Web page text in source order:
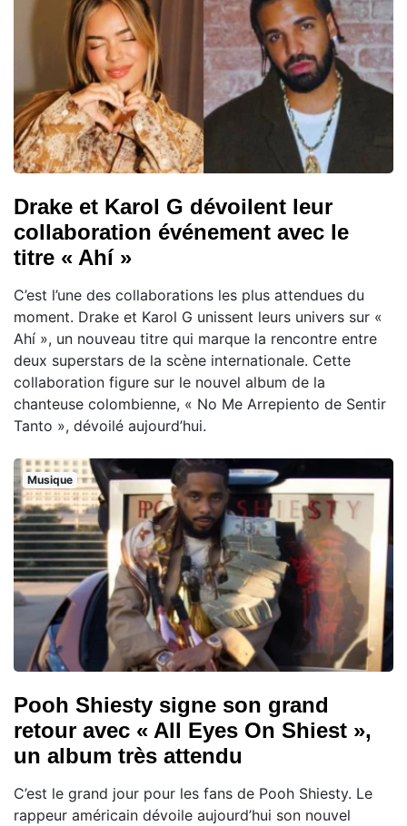
Drake et Karol G dévoilent leur
collaboration événement avec le
titre « Ahí »
C’est l’une des collaborations les plus attendues du
moment. Drake et Karol G unissent leurs univers sur «
Ahí », un nouveau titre qui marque la rencontre entre
deux superstars de la scène internationale. Cette
collaboration figure sur le nouvel album de la
chanteuse colombienne, « No Me Arrepiento de Sentir
Tanto », dévoilé aujourd’hui.
Musique
Pooh Shiesty signe son grand
retour avec « All Eyes On Shiest »,
un album très attendu
C’est le grand jour pour les fans de Pooh Shiesty. Le
rappeur américain dévoile aujourd’hui son nouvel